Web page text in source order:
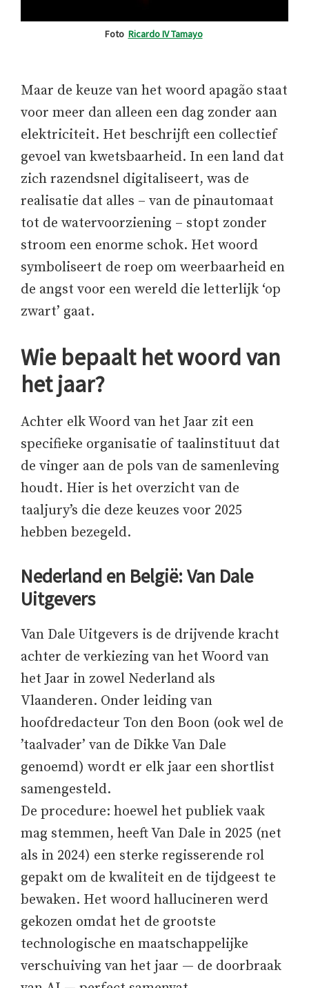
Foto Ricardo IV Tamayo
Maar de keuze van het woord apagão staat
voor meer dan alleen een dag zonder aan
elektriciteit. Het beschrijft een collectief
gevoel van kwetsbaarheid. In een land dat
zich razendsnel digitaliseert, was de
realisatie dat alles – van de pinautomaat
tot de watervoorziening – stopt zonder
stroom een enorme schok. Het woord
symboliseert de roep om weerbaarheid en
de angst voor een wereld die letterlijk ‘op
zwart’ gaat.
Wie bepaalt het woord van
het jaar?
Achter elk Woord van het Jaar zit een
specifieke organisatie of taalinstituut dat
de vinger aan de pols van de samenleving
houdt. Hier is het overzicht van de
taaljury’s die deze keuzes voor 2025
hebben bezegeld.
Nederland en België: Van Dale
Uitgevers
Van Dale Uitgevers is de drijvende kracht
achter de verkiezing van het Woord van
het Jaar in zowel Nederland als
Vlaanderen. Onder leiding van
hoofdredacteur Ton den Boon (ook wel de
’taalvader’ van de Dikke Van Dale
genoemd) wordt er elk jaar een shortlist
samengesteld.
De procedure: hoewel het publiek vaak
mag stemmen, heeft Van Dale in 2025 (net
als in 2024) een sterke regisserende rol
gepakt om de kwaliteit en de tijdgeest te
bewaken. Het woord hallucineren werd
gekozen omdat het de grootste
technologische en maatschappelijke
verschuiving van het jaar — de doorbraak